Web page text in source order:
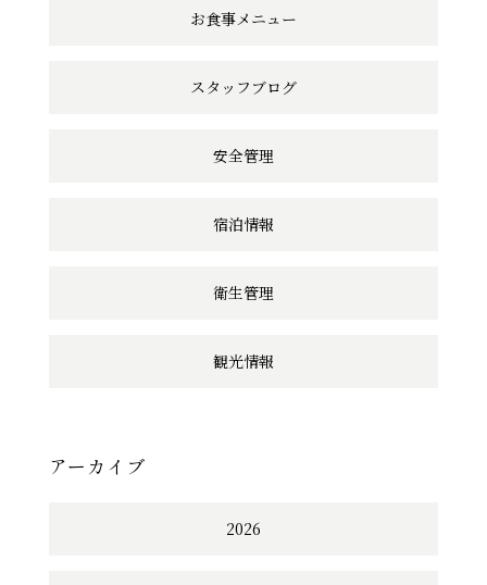
お食事メニュー
スタッフブログ
安全管理
宿泊情報
衛生管理
観光情報
アーカイブ
2026